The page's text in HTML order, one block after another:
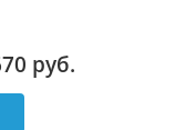
руб.